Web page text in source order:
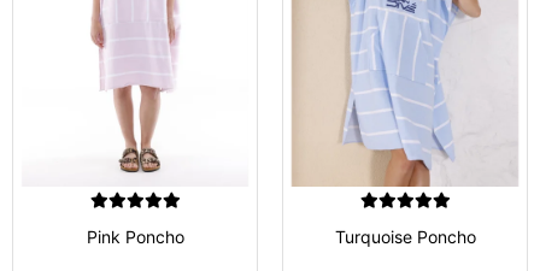
Pink Poncho Turquoise Poncho